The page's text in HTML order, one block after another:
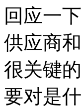
回应一
供应商
很关键
要对是